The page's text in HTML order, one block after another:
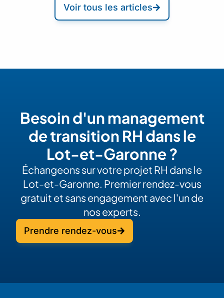
Voir tous les articles
Besoin d'un management
de transition RH dans le
Lot-et-Garonne ?
Échangeons sur votre projet RH dans le
Lot-et-Garonne. Premier rendez-vous
gratuit et sans engagement avec l'un de
nos experts.
Prendre rendez-vous